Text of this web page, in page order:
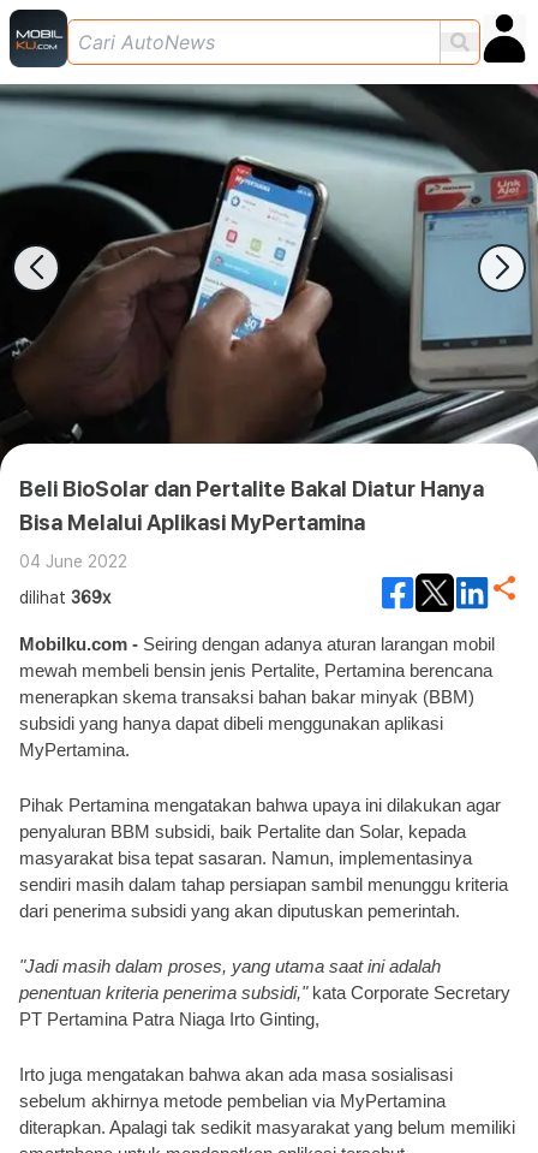
Beli BioSolar dan Pertalite Bakal Diatur Hanya
Bisa Melalui Aplikasi MyPertamina
04 June 2022
dilihat 369x
Mobilku.com - Seiring dengan adanya aturan larangan mobil
mewah membeli bensin jenis Pertalite, Pertamina berencana
menerapkan skema transaksi bahan bakar minyak (BBM)
subsidi yang hanya dapat dibeli menggunakan aplikasi
MyPertamina.
Pihak Pertamina mengatakan bahwa upaya ini dilakukan agar
penyaluran BBM subsidi, baik Pertalite dan Solar, kepada
masyarakat bisa tepat sasaran. Namun, implementasinya
sendiri masih dalam tahap persiapan sambil menunggu kriteria
dari penerima subsidi yang akan diputuskan pemerintah.
"Jadi masih dalam proses, yang utama saat ini adalah
penentuan kriteria penerima subsidi," kata Corporate Secretary
PT Pertamina Patra Niaga Irto Ginting,
Irto juga mengatakan bahwa akan ada masa sosialisasi
sebelum akhirnya metode pembelian via MyPertamina
diterapkan. Apalagi tak sedikit masyarakat yang belum memiliki